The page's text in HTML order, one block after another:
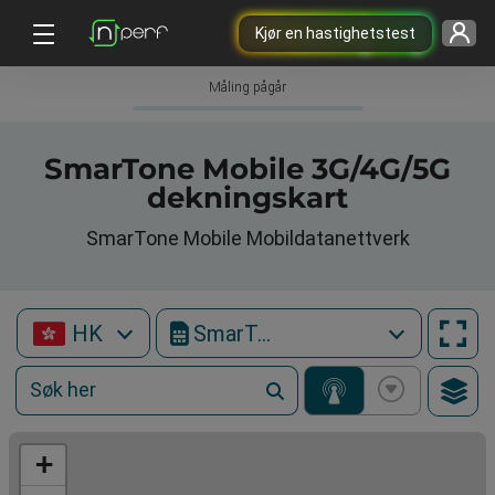
Kjør en hastighetstest
Måling pågår
SmarTone Mobile 3G/4G/5G
dekningskart
SmarTone Mobile Mobildatanettverk
HK SmarTone Mobile
+